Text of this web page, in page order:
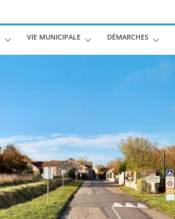
VIE MUNICIPALE DÉMARCHES